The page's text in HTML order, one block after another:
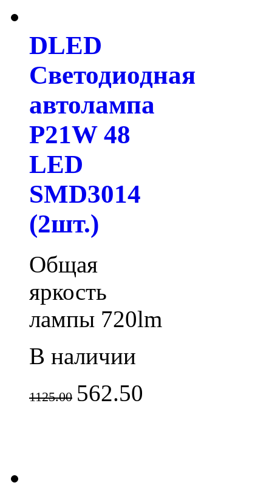
DLED
Светодиодная
автолампа
P21W 48
LED
SMD3014
(2шт.)
Общая
яркость
лампы 720lm
В наличии
1125.00 562.50